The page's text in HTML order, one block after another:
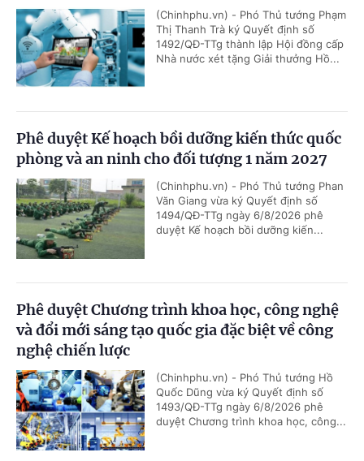
(Chinhphu.vn) - Phó Thủ tướng Phạm
Thị Thanh Trà ký Quyết định số
1492/QĐ-TTg thành lập Hội đồng cấp
Nhà nước xét tặng Giải thưởng Hồ...
Phê duyệt Kế hoạch bồi dưỡng kiến thức quốc
phòng và an ninh cho đối tượng 1 năm 2027
(Chinhphu.vn) - Phó Thủ tướng Phan
Văn Giang vừa ký Quyết định số
1494/QĐ-TTg ngày 6/8/2026 phê
duyệt Kế hoạch bồi dưỡng kiến...
Phê duyệt Chương trình khoa học, công nghệ
và đổi mới sáng tạo quốc gia đặc biệt về công
nghệ chiến lược
(Chinhphu.vn) - Phó Thủ tướng Hồ
Quốc Dũng vừa ký Quyết định số
1493/QĐ-TTg ngày 6/8/2026 phê
duyệt Chương trình khoa học, công...